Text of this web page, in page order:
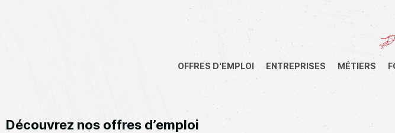
OFFRES D'EMPLOI ENTREPRISES MÉTIERS
Découvrez nos offres d’emploi